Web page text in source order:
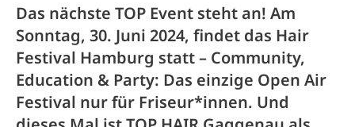
Das nächste TOP Event steht an! Am
Sonntag, 30. Juni 2024, findet das Hair
Festival Hamburg statt – Community,
Education & Party: Das einzige Open Air
Festival nur für Friseur*innen. Und